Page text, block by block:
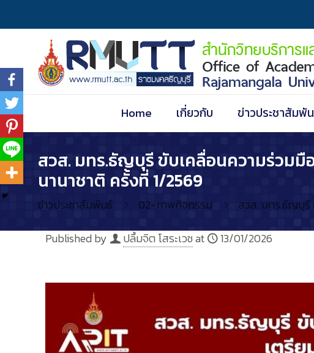
Home เกี่ยวกับ ข่าวประชาสัมพั
สวส. มทร.ธัญบุรี ขับเคลื่อนความร่วมมื
นานาชาติ ครั้งที่ 1/2569
ข่าวประชาสัมพันธ์ 02-ภาพกิจกรรม สวส. มทร.ธัญบุรี
Published by ปลื้มจิต โสระเวชat 13/01/2026